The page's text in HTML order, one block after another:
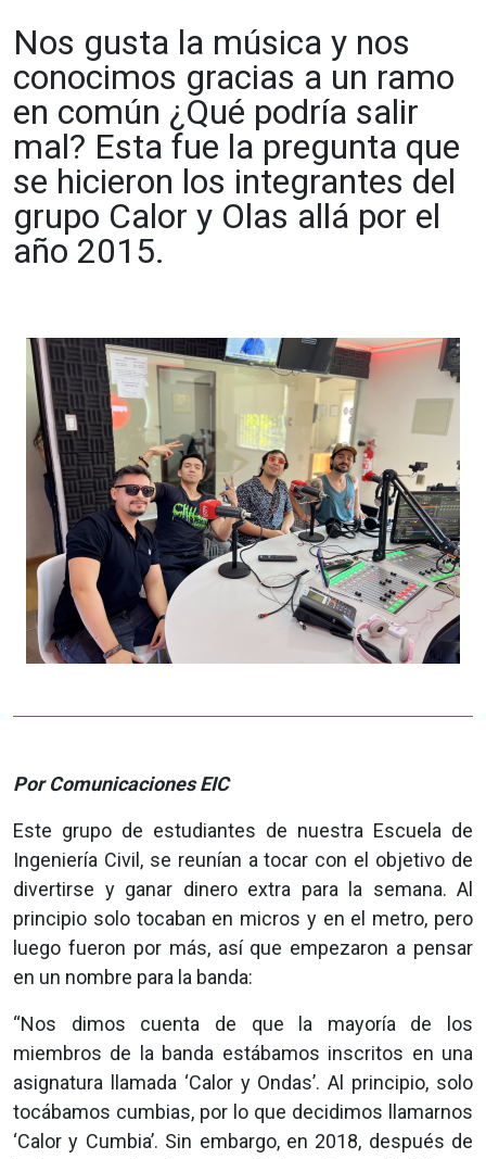
Nos gusta la música y nos
conocimos gracias a un ramo
en común ¿Qué podría salir
mal? Esta fue la pregunta que
se hicieron los integrantes del
grupo Calor y Olas allá por el
año 2015.
Por Comunicaciones EIC
Este grupo de estudiantes de nuestra Escuela de
Ingeniería Civil, se reunían a tocar con el objetivo de
divertirse y ganar dinero extra para la semana. Al
principio solo tocaban en micros y en el metro, pero
luego fueron por más, así que empezaron a pensar
en un nombre para la banda:
“Nos dimos cuenta de que la mayoría de los
miembros de la banda estábamos inscritos en una
asignatura llamada ‘Calor y Ondas’. Al principio, solo
tocábamos cumbias, por lo que decidimos llamarnos
‘Calor y Cumbia’. Sin embargo, en 2018, después de